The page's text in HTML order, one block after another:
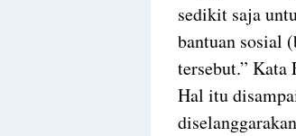
sedikit saja
bantuan sosial
tersebut.” Kata
Hal itu